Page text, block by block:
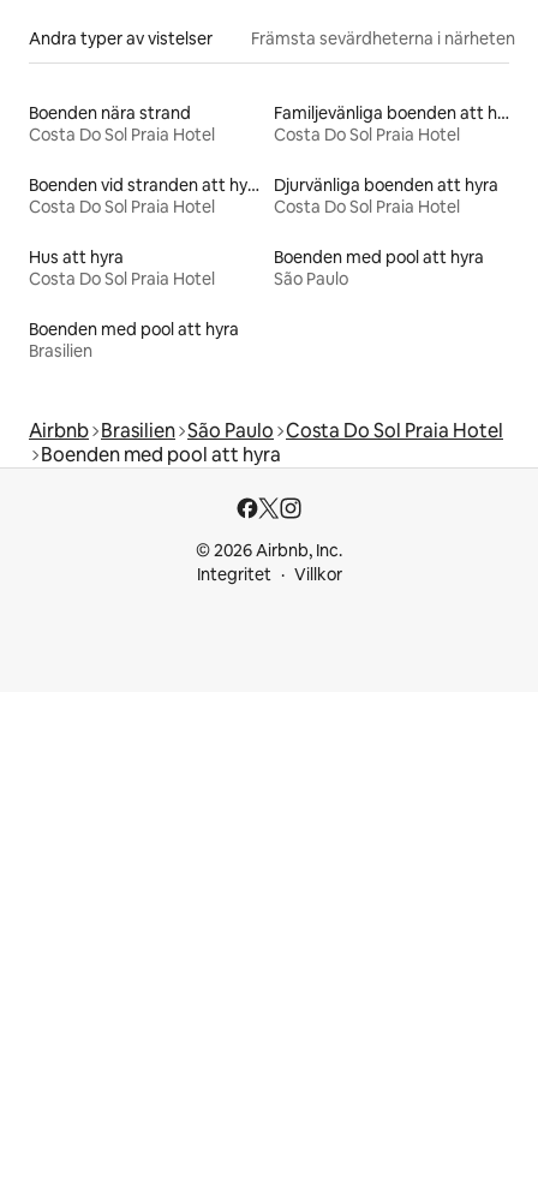
Andra typer av vistelser Främsta sevärdheterna i närheten
Boenden nära strand
Costa Do Sol Praia Hotel
Familjevänliga boenden att hyra
Costa Do Sol Praia Hotel
Boenden vid stranden att hyra
Costa Do Sol Praia Hotel
Djurvänliga boenden att hyra
Costa Do Sol Praia Hotel
Hus att hyra
Costa Do Sol Praia Hotel
Boenden med pool att hyra
São Paulo
Boenden med pool att hyra
Brasilien
Airbnb Brasilien São Paulo Costa Do Sol Praia Hotel
Boenden med pool att hyra
© 2026 Airbnb, Inc.
Integritet
Villkor